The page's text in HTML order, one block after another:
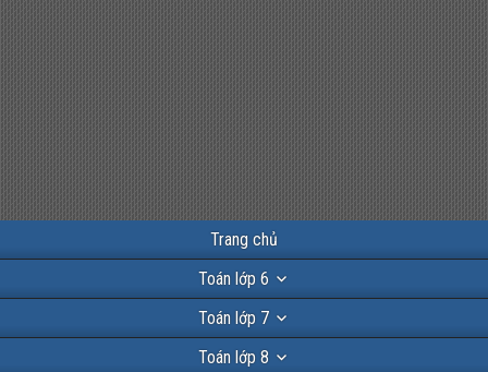
Trang chủ
Toán lớp 6
Toán lớp 7
Toán lớp 8